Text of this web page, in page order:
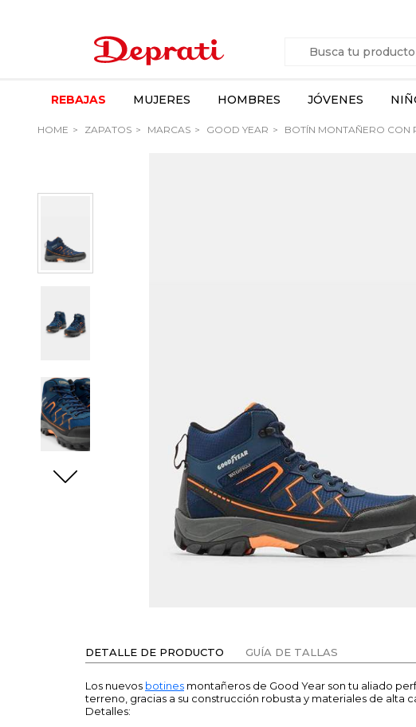
REBAJAS MUJERES HOMBRES JÓVENES
HOME ZAPATOS MARCAS GOOD YEAR BOTÍN MONTAÑERO CON
DETALLE DE PRODUCTO GUÍA DE TALLAS
Los nuevos botines montañeros de Good Year son tu aliado
terreno, gracias a su construcción robusta y materiales de alta
Detalles: